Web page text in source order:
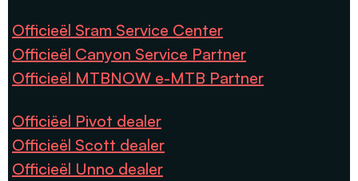
Officieël Sram Service Center
Officieël Canyon Service Partner
Officieël MTBNOW e-MTB Partner
Officiëel Pivot dealer
Officieël Scott dealer
Officieël Unno dealer